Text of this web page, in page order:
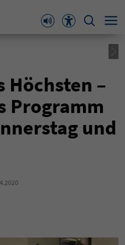
Höchsten –
Programm
und